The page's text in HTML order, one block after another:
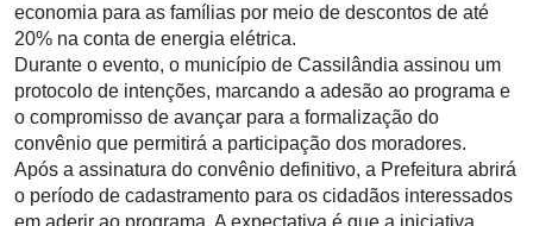
economia para as famílias por meio de descontos de até
20% na conta de energia elétrica.
Durante o evento, o município de Cassilândia assinou um
protocolo de intenções, marcando a adesão ao programa e
o compromisso de avançar para a formalização do
convênio que permitirá a participação dos moradores.
Após a assinatura do convênio definitivo, a Prefeitura abrirá
o período de cadastramento para os cidadãos interessados
em aderir ao programa. A expectativa é que a iniciativa